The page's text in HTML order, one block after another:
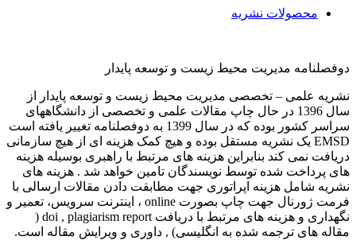
محصولات نشریه
دوفصلنامه مدیریت محیط زیست و توسعه پایدار
نشریه علمی – تخصصی مدیریت محیط زیست و توسعه پایدار از
سال 1396 در حال چاپ مقالات علمی و تخصصی از دانشگاههای
سراسر کشور بوده که در سال 1399 به دوفصلنامه تغییر یافته است
EMSD یک نشریه مستقل بوده و هیچ کمک هزینه ای از هیچ سازمانی
دریافت نمی کند بنابراین هزینه های مرتبط با راهبری بوسیله هزینه
های پرداخت شده توسط نویسندگان تامین خواهد شد . هزینه های
نشریه شامل هزینه اپراتوری جهت مطابقت دادن مقالات ارسالی با
فرمت ژورنال جهت چاپ بصورت online ، اینترنت سرویس، تعمیر و
نگهداری و هزینه های مرتبط با دریافت doi , plagiarism report (
مقاله های ترجمه شده به انگلیسی) , داوری و ویرایش مقاله است.